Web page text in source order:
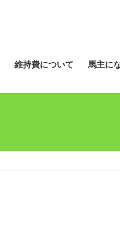
維持費について 馬主に